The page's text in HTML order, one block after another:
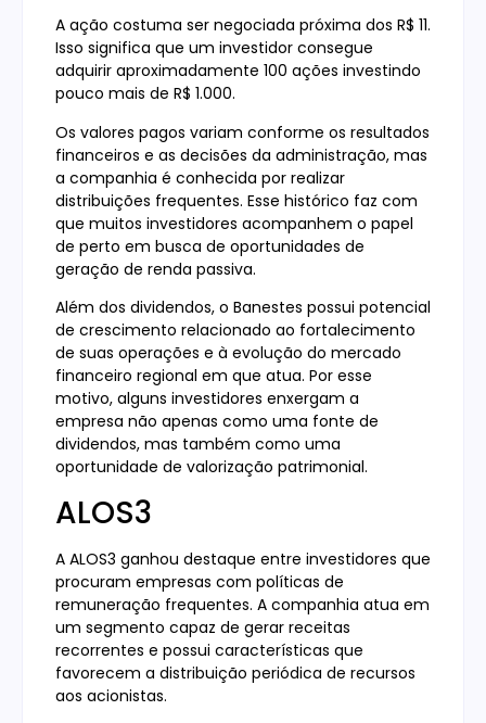
A ação costuma ser negociada próxima dos R$ 11.
Isso significa que um investidor consegue
adquirir aproximadamente 100 ações investindo
pouco mais de R$ 1.000.
Os valores pagos variam conforme os resultados
financeiros e as decisões da administração, mas
a companhia é conhecida por realizar
distribuições frequentes. Esse histórico faz com
que muitos investidores acompanhem o papel
de perto em busca de oportunidades de
geração de renda passiva.
Além dos dividendos, o Banestes possui potencial
de crescimento relacionado ao fortalecimento
de suas operações e à evolução do mercado
financeiro regional em que atua. Por esse
motivo, alguns investidores enxergam a
empresa não apenas como uma fonte de
dividendos, mas também como uma
oportunidade de valorização patrimonial.
ALOS3
A ALOS3 ganhou destaque entre investidores que
procuram empresas com políticas de
remuneração frequentes. A companhia atua em
um segmento capaz de gerar receitas
recorrentes e possui características que
favorecem a distribuição periódica de recursos
aos acionistas.